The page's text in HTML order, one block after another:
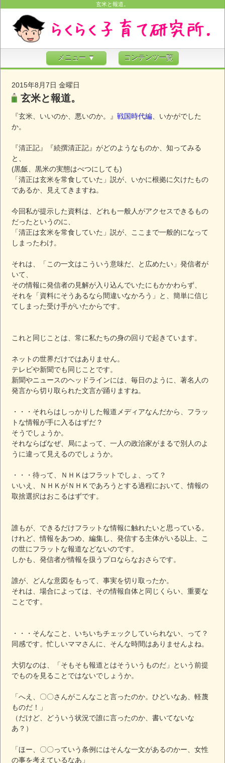
玄米と報道。
メニュー ▼ コンテンツ一覧
2015年8月7日 金曜日
玄米と報道。
『玄米、いいのか、悪いのか。』戦国時代編 、いかがでした
か。
『清正記』『続撰清正記』がどのようなものか、知ってみる
と、
(黒飯、黒米の実態はべつにしても)
「清正は玄米を常食していた」説が、いかに根拠に欠けたもの
であるか、見えてきますね。
今回私が提示した資料は、どれも一般人がアクセスできるもの
だったというのに、
「清正は玄米を常食していた」説が、ここまで一般的になって
しまったわけ。
それは、「この一文はこういう意味だ、と広めたい」発信者が
いて、
その情報に発信者の見解が入り込んでいたにもかかわらず、
それを「資料にそうあるなら間違いなかろう」と、簡単に信じ
てしまった受け手がいたからです。
これと同じことは、常に私たちの身の回りで起きています。
ネットの世界だけではありません。
テレビや新聞でも同じことです。
新聞やニュースのヘッドラインには、毎日のように、著名人の
発言から切り取られた文言が踊りますね。
・・・それらはしっかりした報道メディアなんだから、フラッ
トな情報が手に入るはずだ？
そうでしょうか。
それならばなぜ、局によって、一人の政治家がまるで別人のよ
うに違って見えるのでしょうか。
・・・待って、ＮＨＫはフラットでしょ、って？
いいえ、ＮＨＫがＮＨＫであろうとする過程において、情報の
取捨選択はおこるはずです。
誰もが、できるだけフラットな情報に触れたいと思っている。
けれど、情報をあつめ、編集し、発信する主体がいる以上、こ
の世にフラットな報道などないのです。
しかも、発信者が情報を扱うプロならなおさらです。
誰が、どんな意図をもって、事実を切り取ったか。
それは、場合によっては、その情報自体と同じくらい、重要な
ことです。
・・・そんなこと、いちいちチェックしていられない、って？
同感です。忙しいママさんに、そんな時間はありませんよね。
大切なのは、「そもそも報道とはそういうものだ」という前提
でものを見ることではないでしょうか。
「へえ、〇〇さんがこんなこと言ったのか。ひどいなあ、軽蔑
ものだ！」
（だけど、どういう状況で誰に言ったのか、書いてないな
あ？）
「ほー、〇〇っていう条例にはそんな一文があるのかー、女性
の事を考えているなあ」